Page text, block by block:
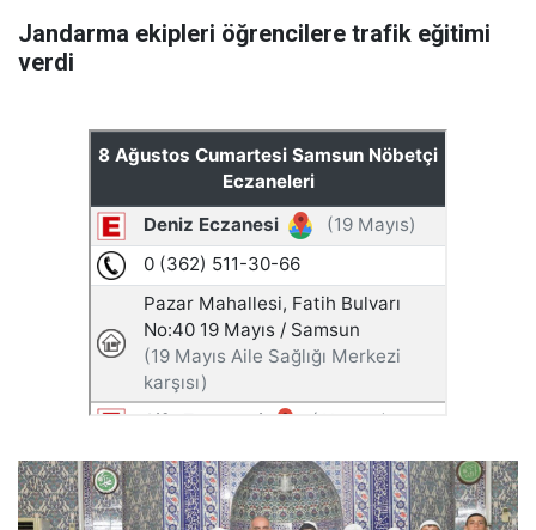
Jandarma ekipleri öğrencilere trafik eğitimi
verdi